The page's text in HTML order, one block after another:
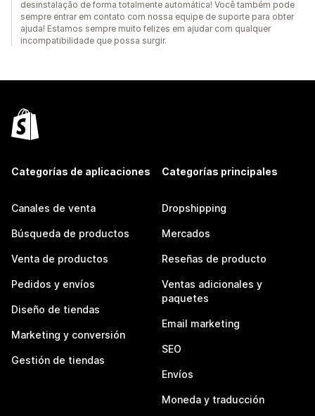
desinstalação de forma totalmente automática! Você também pode
sempre entrar em contato com nossa equipe de suporte para obter
ajuda! Estamos sempre muito felizes em ajudar com qualquer
incompatibilidade que possa surgir.
Categorías de aplicaciones
Canales de venta
Búsqueda de productos
Venta de productos
Pedidos y envíos
Diseño de tiendas
Marketing y conversión
Gestión de tiendas
Categorías principales
Dropshipping
Mercados
Reseñas de producto
Ventas adicionales y
paquetes
Email marketing
SEO
Envíos
Moneda y traducción